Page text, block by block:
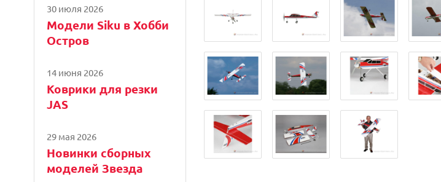
30 июля 2026
Модели Siku в Хобби
Остров
14 июня 2026
Коврики для резки
JAS
29 мая 2026
Новинки сборных
моделей Звезда